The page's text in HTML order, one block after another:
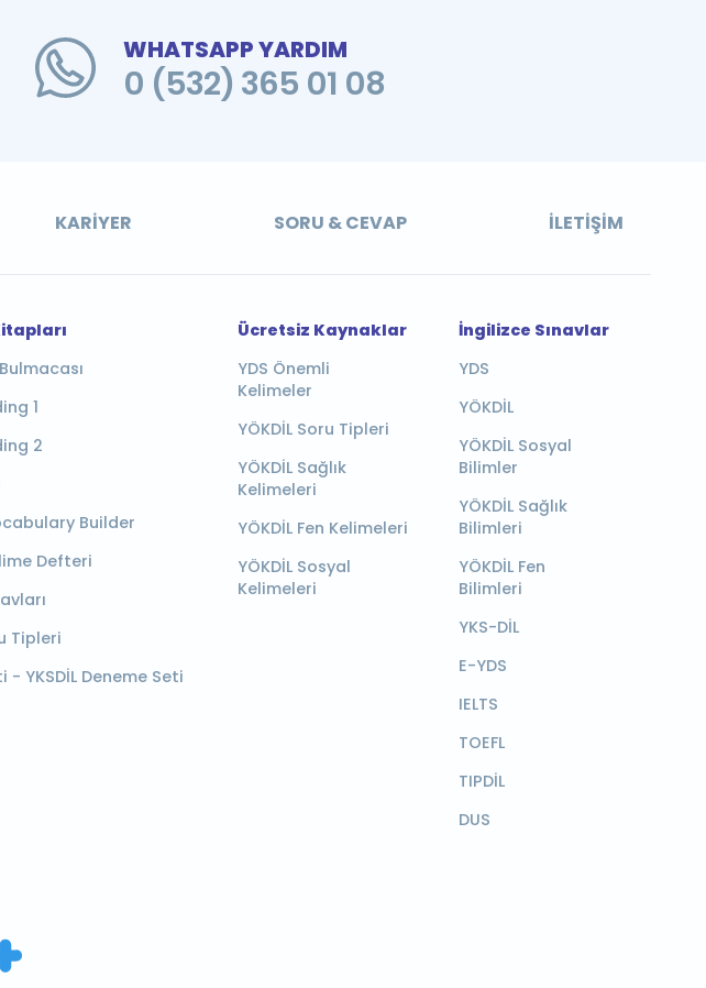
WHATSAPP YARDIM
0 (532) 365 01 08
KARIYER SORU & CEVAP İLETIŞIM
1
2
Builder
Defteri
Tipleri
- YKSDİL Deneme Seti
Ücretsiz Kaynaklar
YDS Önemli
Kelimeler
YÖKDİL Soru Tipleri
YÖKDİL Sağlık
Kelimeleri
YÖKDİL Fen Kelimeleri
YÖKDİL Sosyal
Kelimeleri
İngilizce Sınavlar
YDS
YÖKDİL
YÖKDİL Sosyal
Bilimler
YÖKDİL Sağlık
Bilimleri
YÖKDİL Fen
Bilimleri
YKS-DİL
E-YDS
IELTS
TOEFL
TIPDİL
DUS